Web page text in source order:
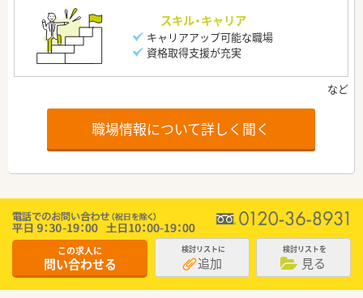
スキル・キャリア
キャリアアップ可能な職場
資格取得支援が充実
職場情報について詳しく聞く
この求人に
問い合わせる
検討リストに
追加
検討リストを
見る